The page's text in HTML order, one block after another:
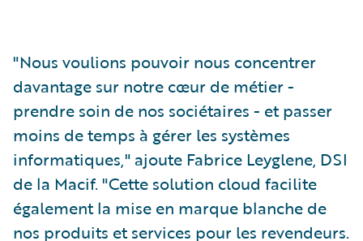
"Nous voulions pouvoir nous concentrer
davantage sur notre cœur de métier -
prendre soin de nos sociétaires - et passer
moins de temps à gérer les systèmes
informatiques," ajoute Fabrice Leyglene, DSI
de la Macif. "Cette solution cloud facilite
également la mise en marque blanche de
nos produits et services pour les revendeurs.